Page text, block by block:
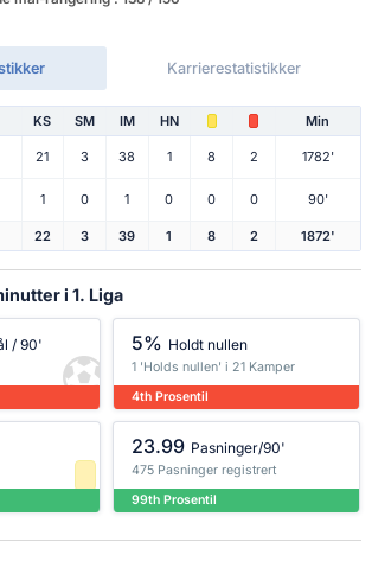
Karrierestatistikker
KS SM IM HN Min
21 3 38 1 8 2 1782'
1 0 1 0 0 0 90'
22 3 39 1 8 2 1872'
i 1. Liga
/ 90' 5% Holdt nullen
1 'Holds nullen' i 21 Kamper
4th Prosentil
23.99 Pasninger/90'
475 Pasninger registrert
99th Prosentil